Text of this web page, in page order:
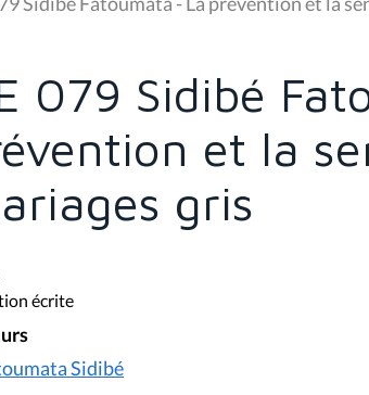
079 Sidibé
et la
gris
écrite
Sidibé